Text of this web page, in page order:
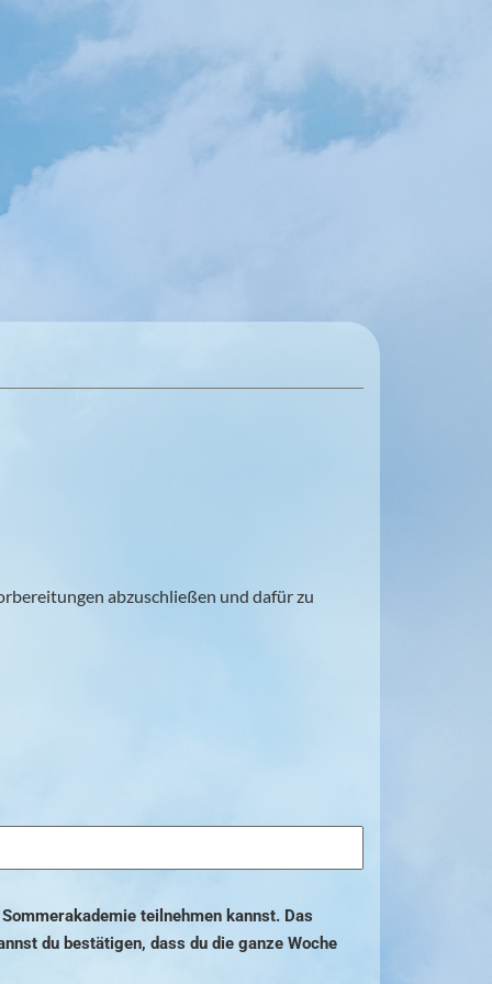
abzuschließen und dafür zu
teilnehmen kannst. Das
du bestätigen, dass du die ganze Woche